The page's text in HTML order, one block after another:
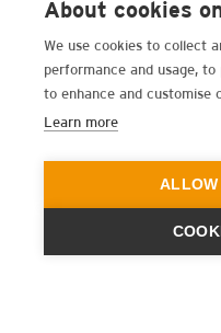
About cookies
We use cookies to collect
performance and usage,
to enhance and customise
Learn more
ALLOW